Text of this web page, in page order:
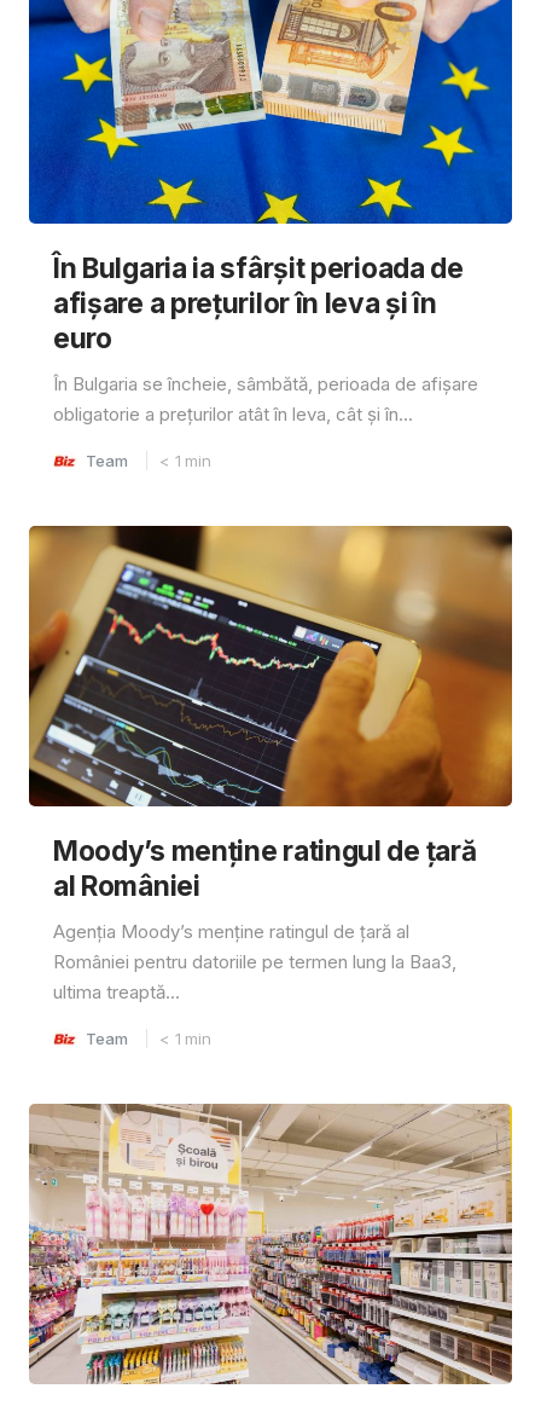
În Bulgaria ia sfârşit perioada de
afișare a prețurilor în ​​leva și în
euro
În Bulgaria se încheie, sâmbătă, perioada de afișare
obligatorie a prețurilor atât în ​​leva, cât și în...
Team < 1 min
Moody’s menține ratingul de țară
al României
Agenția Moody’s menține ratingul de țară al
României pentru datoriile pe termen lung la Baa3,
ultima treaptă...
Team < 1 min